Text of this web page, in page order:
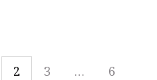
2 3 …
6